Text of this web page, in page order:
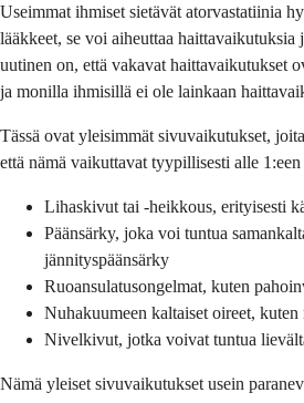
Useimmat ihmiset sietävät atorvastatiinia
lääkkeet, se voi aiheuttaa
uutinen on, että vakavat haittavaikutukset
ja monilla ihmisillä ei ole lainkaan
Tässä ovat yleisimmät sivuvaikutukset,
että nämä vaikuttavat tyypillisesti alle 1:een
Lihaskivut tai -heikkous, erityisesti
Päänsärky, joka voi tuntua
jännityspäänsärky
Ruoansulatusongelmat, kuten
Nuhakuumeen kaltaiset oireet,
Nivelkivut, jotka voivat tuntua
Nämä yleiset sivuvaikutukset usein